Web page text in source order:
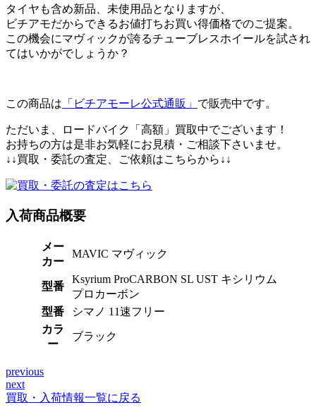
タイヤも含め新品、未使用品となりますが、
ビチアモだからできるお値打ちお買い得価格でのご提案。
この機会にマヴィックが誇るチューブレスホイールを試され
てはいかがでしょうか？
この商品は 「ビチアモーレ公式通販」 で販売中です。
ただいま、ロードバイク「高額」買取中でございます！
お持ちの方は是非お気軽にお見積・ご相談下さいませ。
↓↓買取・委託の査定、ご依頼はこちらから↓↓
入荷商品概要
メー
カー
MAVIC マヴィック
型番
Ksyrium ProCARBON SL UST キシリウム
プロカーボン
型番
シマノ 11速フリー
カラ
ー
ブラック
投
稿
previous
next
買取・入荷情報一覧に戻る